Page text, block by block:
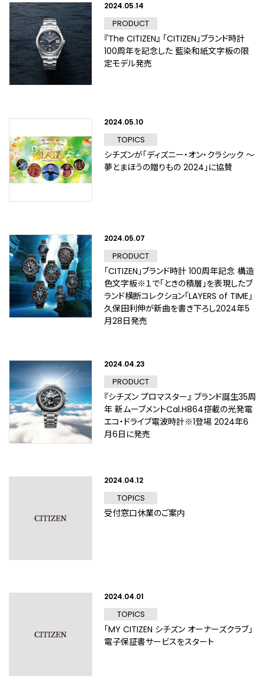
2024.05.14
PRODUCT
『The CITIZEN』 「CITIZEN」ブランド時計
100周年を記念した 藍染和紙文字板の限
定モデル発売
2024.05.10
TOPICS
シチズンが「ディズニー・オン・クラシック ～
夢とまほうの贈りもの 2024」に協賛
2024.05.07
PRODUCT
「CITIZEN」ブランド時計 100周年記念 構造
色文字板※１で「ときの積層」を表現したブ
ランド横断コレクション「LAYERS of TIME」
久保田利伸が新曲を書き下ろし2024年5
月28日発売
2024.04.23
PRODUCT
『シチズン プロマスター』 ブランド誕生35周
年 新ムーブメントCal.H864搭載の光発電
エコ・ドライブ電波時計※1登場 2024年6
月6日に発売
2024.04.12
TOPICS
受付窓口休業のご案内
2024.04.01
TOPICS
「MY CITIZEN シチズン オーナーズクラブ」
電子保証書サービスをスタート